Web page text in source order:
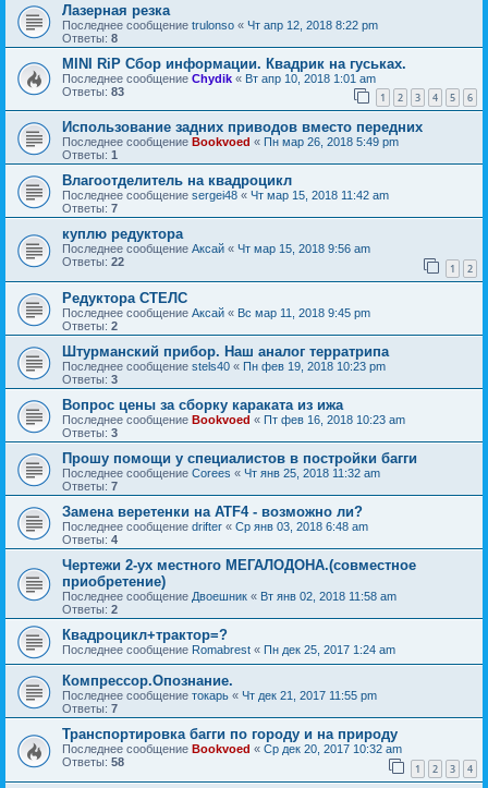
Лазерная резка
Последнее сообщение trulonso « Чт апр 12, 2018 8:22 pm
Ответы: 8
MINI RiP Сбор информации. Квадрик на гуськах.
Последнее сообщение Chydik « Вт апр 10, 2018 1:01 am
Ответы: 83 1 2 3 4 5 6
Использование задних приводов вместо передних
Последнее сообщение Bookvoed « Пн мар 26, 2018 5:49 pm
Ответы: 1
Влагоотделитель на квадроцикл
Последнее сообщение sergei48 « Чт мар 15, 2018 11:42 am
Ответы: 7
куплю редуктора
Последнее сообщение Аксай « Чт мар 15, 2018 9:56 am
Ответы: 22 1 2
Редуктора СТЕЛС
Последнее сообщение Аксай « Вс мар 11, 2018 9:45 pm
Ответы: 2
Штурманский прибор. Наш аналог терратрипа
Последнее сообщение stels40 « Пн фев 19, 2018 10:23 pm
Ответы: 3
Вопрос цены за сборку караката из ижа
Последнее сообщение Bookvoed « Пт фев 16, 2018 10:23 am
Ответы: 3
Прошу помощи у специалистов в постройки багги
Последнее сообщение Corees « Чт янв 25, 2018 11:32 am
Ответы: 7
Замена веретенки на ATF4 - возможно ли?
Последнее сообщение drifter « Ср янв 03, 2018 6:48 am
Ответы: 4
Чертежи 2-ух местного МЕГАЛОДОНА.(совместное
приобретение)
Последнее сообщение Двоешник « Вт янв 02, 2018 11:58 am
Ответы: 2
Квадроцикл+трактор=?
Последнее сообщение Romabrest « Пн дек 25, 2017 1:24 am
Компрессор.Опознание.
Последнее сообщение токарь « Чт дек 21, 2017 11:55 pm
Ответы: 7
Транспортировка багги по городу и на природу
Последнее сообщение Bookvoed « Ср дек 20, 2017 10:32 am
Ответы: 58 1 2 3 4